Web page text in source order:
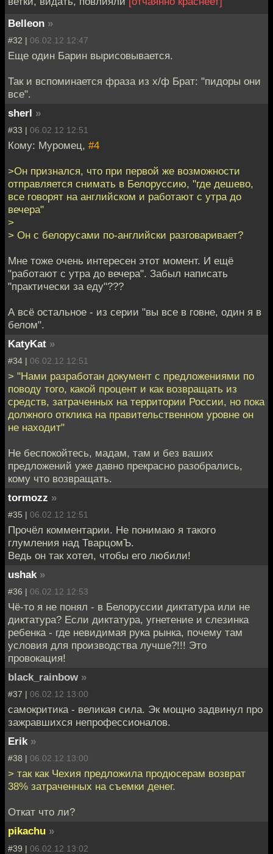
Belleon »
#32 | 06.02.12 12:47
Еще один Барин вырисовывается.
Так и вспоминается фраза из х/ф Брат: "пидоры они
все".
sherl »
#33 | 06.02.12 12:51
Кому: Муромец, #4
>Он признался, что при первой же возможности
отправляется снимать в Белоруссию, "где дешево,
все говорят на английском и работают с утра до
вечера"
>
> Он с белорусами по-английски разговаривает?
Мне тоже очень интересен этот момент. И ещё
"работают с утра до вечера". Забыл написать
"практически за еду"???
А всё остальное - из серии "вы все в говне, один я в
белом".
KatyKat »
#34 | 06.02.12 12:51
> "Нами разработан документ с предложениями по
поводу того, какой процент и как возвращать из
средств, затраченных на территории России, но пока
должного отклика на правительственном уровне он
не находит"
Не беспокойтесь, мадам, там и без ваших
предложений уже давно прекрасно разобрались,
кому что возвращать.
tormozz »
#35 | 06.02.12 12:51
Прочёл комментарии. Не понимаю я такого
глумления над ТварцомЪ.
Ведь он так хотел, чтобы его любили!
ushak »
#36 | 06.02.12 12:53
Чё-то я не понял - в Белоруссии диктатура или не
диктатура? Если диктатура, угнетение и слезинка
ребенка - где невидимая рука рынка, почему там
условия для производства лучше?!!! Это
провокация!
black_rainbow »
#37 | 06.02.12 13:00
самокритика - великая сила. Эк мощно задвинул про
зажравшихся непрофессионалов.
Erik »
#38 | 06.02.12 13:00
> так как Чехия предложила продюсерам возврат
38% затраченных на съемки денег.
Откат что ли?
pikachu »
#39 | 06.02.12 13:02